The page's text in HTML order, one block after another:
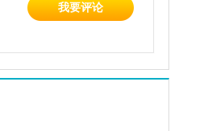
我要评论